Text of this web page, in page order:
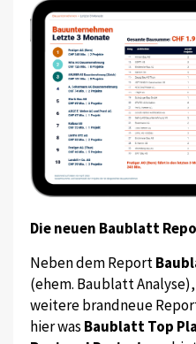
Die neuen Baublatt
Neben dem Report
(ehem. Baublatt
weitere brandneue
hier was Baublatt Top